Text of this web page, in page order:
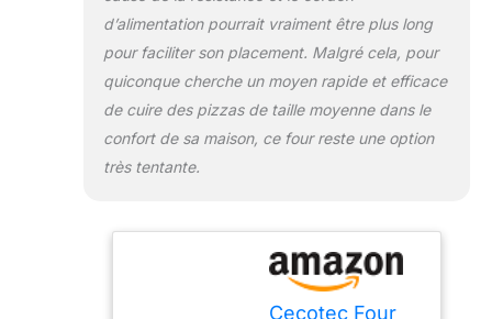
d’alimentation pourrait vraiment être plus long
pour faciliter son placement. Malgré cela, pour
quiconque cherche un moyen rapide et efficace
de cuire des pizzas de taille moyenne dans le
confort de sa maison, ce four reste une option
très tentante.
Cecotec Four